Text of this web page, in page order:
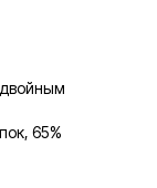
65%